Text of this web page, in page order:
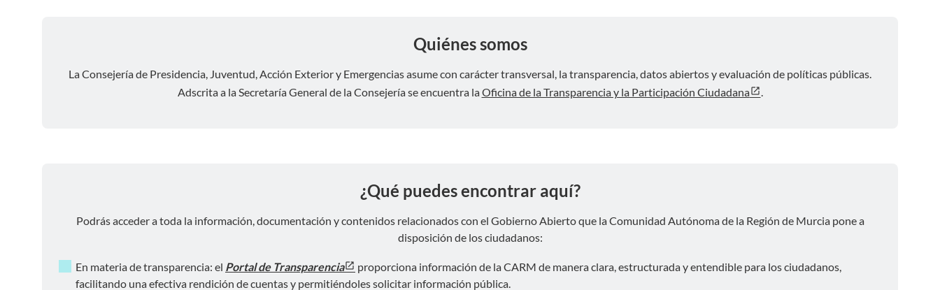
Quiénes somos
La Consejería de Presidencia, Juventud, Acción Exterior y Emergencias asume con carácter transversal, la transparencia, datos abiertos y evaluación de políticas públicas.
Adscrita a la Secretaría General de la Consejería se encuentra laOficina de la Transparencia y la Participación Ciudadana .
¿Qué puedes encontrar aquí?
Podrás acceder a toda la información, documentación y contenidos relacionados con el Gobierno Abierto que la Comunidad Autónoma de la Región de Murcia pone a
disposición de los ciudadanos:
En materia de transparencia: el Portal de Transparencia
proporciona información de la CARM de manera clara, estructurada y entendible para los ciudadanos,
facilitando una efectiva rendición de cuentas y permitiéndoles solicitar información pública.